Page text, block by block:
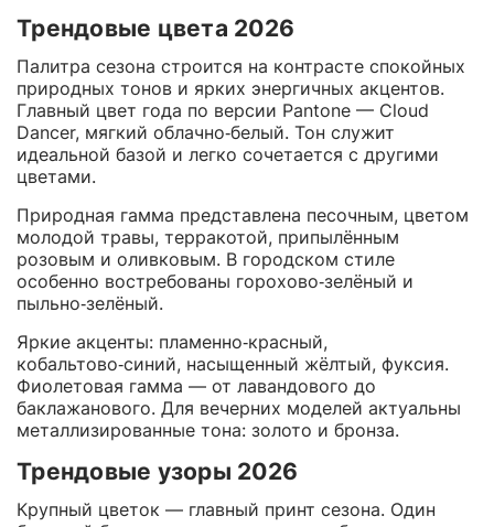
Трендовые цвета 2026
Палитра сезона строится на контрасте спокойных
природных тонов и ярких энергичных акцентов.
Главный цвет года по версии Pantone — Cloud
Dancer, мягкий облачно‑белый. Тон служит
идеальной базой и легко сочетается с другими
цветами.
Природная гамма представлена песочным, цветом
молодой травы, терракотой, припылённым
розовым и оливковым. В городском стиле
особенно востребованы горохово‑зелёный и
пыльно‑зелёный.
Яркие акценты: пламенно‑красный,
кобальтово‑синий, насыщенный жёлтый, фуксия.
Фиолетовая гамма — от лавандового до
баклажанового. Для вечерних моделей актуальны
металлизированные тона: золото и бронза.
Трендовые узоры 2026
Крупный цветок — главный принт сезона. Один